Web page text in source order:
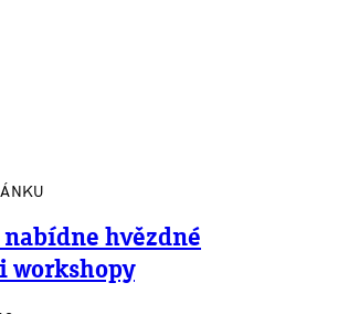
nabídne hvězdné
workshopy